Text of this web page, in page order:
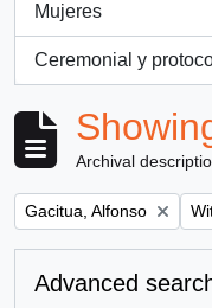
Mujeres
, 1 results
Ceremonial y
, 1 results
Archival
Remove filter:
Gacitua, Alfonso
Advanced